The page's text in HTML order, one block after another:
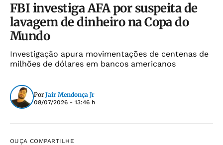
FBI investiga AFA por suspeita de
lavagem de dinheiro na Copa do
Mundo
Investigação apura movimentações de centenas de
milhões de dólares em bancos americanos
Por Jair Mendonça Jr
08/07/2026 - 13:46 h
OUÇA COMPARTILHE